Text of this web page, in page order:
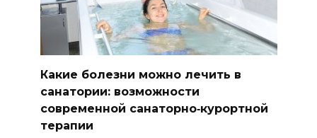
Какие болезни можно лечить в
санатории: возможности
современной санаторно‑курортной
терапии